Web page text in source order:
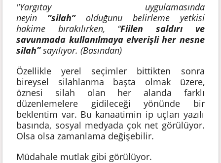
"Yargıtay uygulamasında
neyin “silah”olduğunu belirleme yetkisi
hakime bırakılırken, “Fiilen saldırı ve
savunmada kullanılmaya elverişli her nesne
silah”sayılıyor. (Basından)
Özellikle yerel seçimler bittikten sonra
bireysel silahlanma başta olmak üzere,
öznesi silah olan her alanda farklı
düzenlemelere gidileceği yönünde bir
beklentim var. Bu kanaatimin ip uçları yazılı
basında, sosyal medyada çok net görülüyor.
Olsa olsa zamanlama değişebilir.
Müdahale mutlak gibi görülüyor.